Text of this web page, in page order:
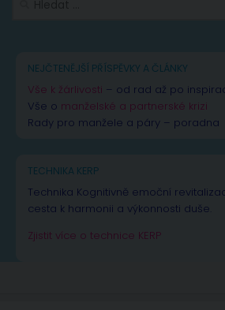
NEJČTENĚJŠÍ PŘÍSPĚVKY A ČLÁNKY
Vše k žárlivosti – od rad až po
Vše o manželské a partnerské krizi
Rady pro manžele a páry – poradna
TECHNIKA KERP
Technika Kognitivně emoční
cesta k harmonii a výkonnosti duše.
Zjistit více o technice KERP